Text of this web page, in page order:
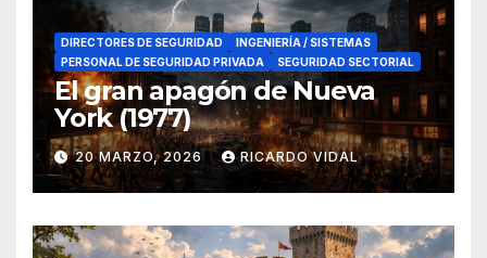
DIRECTORES DE SEGURIDAD
INGENIERÍA / SISTEMAS
PERSONAL DE SEGURIDAD PRIVADA
SEGURIDAD SECTORIAL
El gran apagón de Nueva
York (1977)
20 MARZO, 2026 RICARDO VIDAL